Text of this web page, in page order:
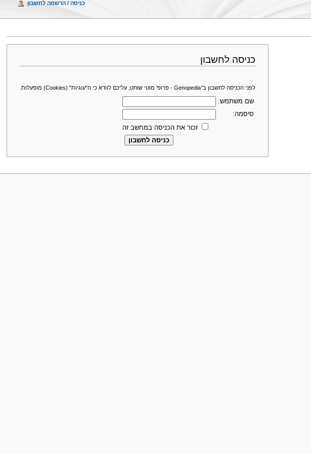
כניסה לחשבון
לפני הכניסה לחשבון ב־Genopedia - פרופ' מוטי שוחט, עליכם לוודא כי ה"עוגיות" (Cookies) מופעלות.
שם משתמש:
סיסמה:
זכור את הכניסה במחשב זה
כניסה / הרשמה לחשבון